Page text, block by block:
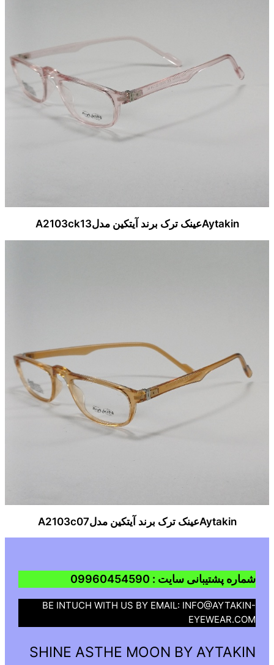
Aytakinعینک ترک برند آیتکین مدلA2103ck13
Aytakinعینک ترک برند آیتکین مدلA2103c07
شماره پشتیبانی سایت : 09960454590
BE INTUCH WITH US BY EMAIL: INFO@AYTAKIN-
EYEWEAR.COM
SHINE ASTHE MOON BY AYTAKIN